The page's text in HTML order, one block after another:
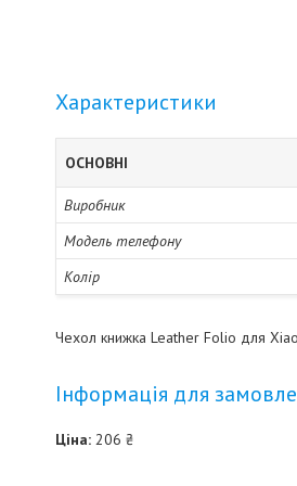
Характеристики
ОСНОВНІ
Виробник
Модель телефону
Колір
Чехол книжка Leather Folio для
Інформація для
Ціна: 206 ₴